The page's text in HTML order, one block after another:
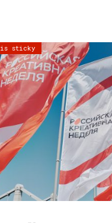
is sticky